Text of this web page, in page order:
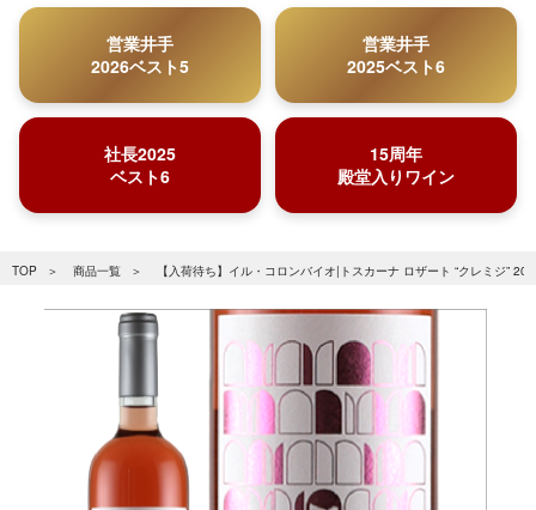
営業井手
2026ベスト5
営業井手
2025ベスト6
社長2025
ベスト6
15周年
殿堂入りワイン
TOP 商品一覧 【入荷待ち】イル・コロンバイオ|トスカーナ ロザート “クレミジ”